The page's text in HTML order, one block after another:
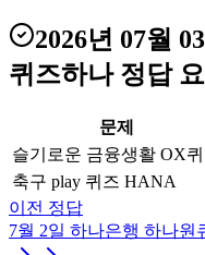
2026년 07월
퀴즈하나정답
문제
슬기로운 금융생활 OX
축구 play 퀴즈 HANA
이전 정답
7월 2일 하나은행 하나원